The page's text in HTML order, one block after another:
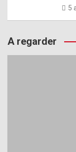
5
A regarder